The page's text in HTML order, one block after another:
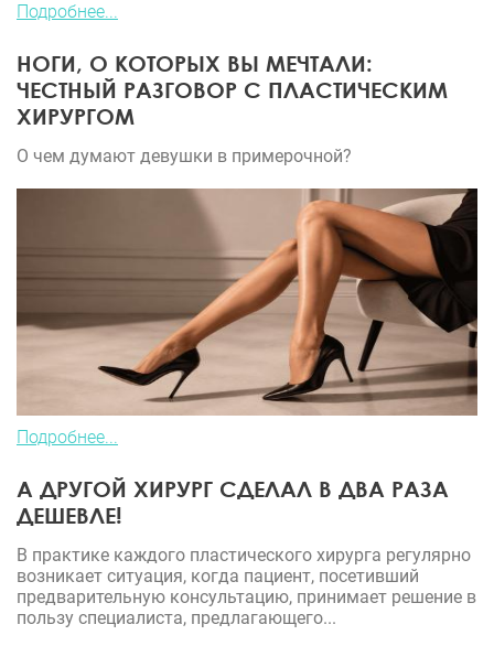
Подробнее...
НОГИ, О КОТОРЫХ ВЫ МЕЧТАЛИ:
ЧЕСТНЫЙ РАЗГОВОР С ПЛАСТИЧЕСКИМ
ХИРУРГОМ
О чем думают девушки в примерочной?
Подробнее...
А ДРУГОЙ ХИРУРГ СДЕЛАЛ В ДВА РАЗА
ДЕШЕВЛЕ!
В практике каждого пластического хирурга регулярно
возникает ситуация, когда пациент, посетивший
предварительную консультацию, принимает решение в
пользу специалиста, предлагающего...